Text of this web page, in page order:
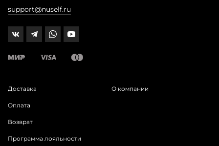
support@nuself.ru
Доставка
Оплата
Возврат
Программа лояльности
О компании